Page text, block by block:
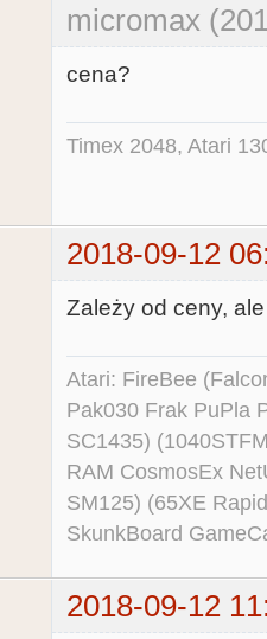
micromax
cena?
Timex 2048, Atari
2018-09-12
Zależy od ceny,
Atari: FireBee
Pak030 Frak PuPla
SC1435)
RAM CosmosEx
SM125) (65XE
SkunkBoard
2018-09-12